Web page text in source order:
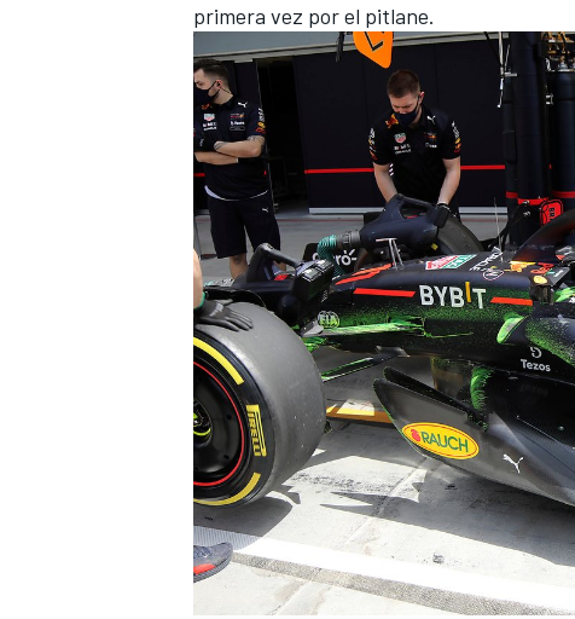
FÓRMULA E
primera vez por el pitlane.